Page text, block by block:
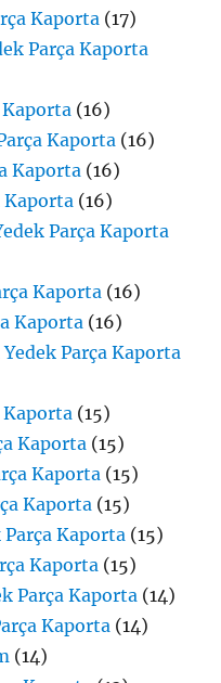
Kaporta (17)
Parça Kaporta
Kaporta (16)
Kaporta (16)
Kaporta (16)
Kaporta (16)
Parça Kaporta
Kaporta (16)
Kaporta (16)
Parça Kaporta
Kaporta (15)
Kaporta (15)
Kaporta (15)
Kaporta (15)
Kaporta (15)
Kaporta (15)
Parça Kaporta (14)
Kaporta (14)
(14)